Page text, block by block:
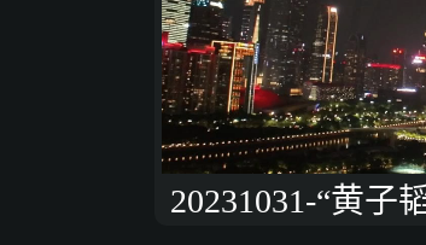
20231031-“黄子